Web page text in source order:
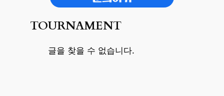
TOURNAMENT
글을 찾을 수 없습니다.